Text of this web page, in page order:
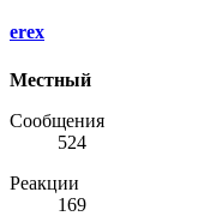
erex
Местный
Сообщения
524
Реакции
169